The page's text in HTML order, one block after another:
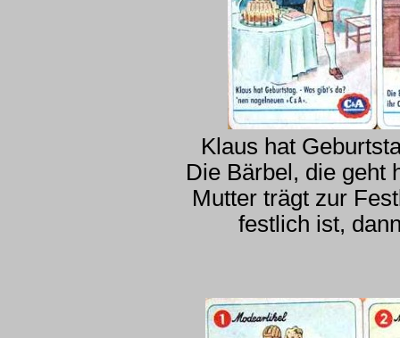
Klaus hat
Die Bärbel, die geht
Mutter trägt zur
festlich ist,